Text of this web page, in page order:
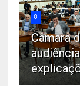
8
Câmara